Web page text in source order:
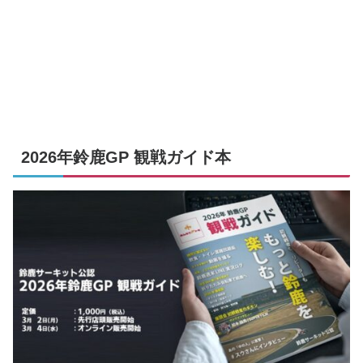
2026年鈴鹿GP 観戦ガイド本